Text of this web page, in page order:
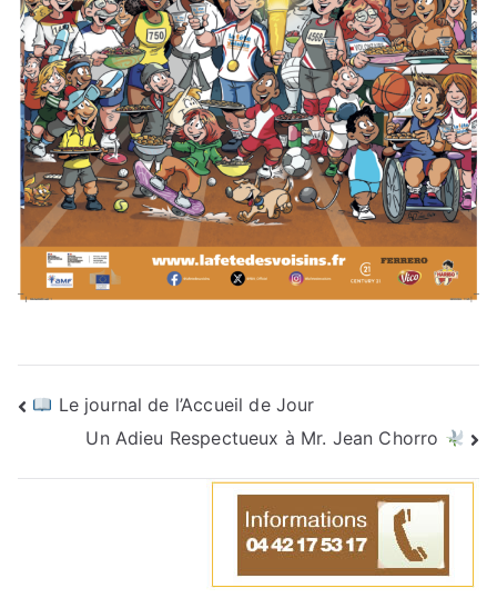
Le journal de l’Accueil de Jour
Un Adieu Respectueux à Mr. Jean Chorro